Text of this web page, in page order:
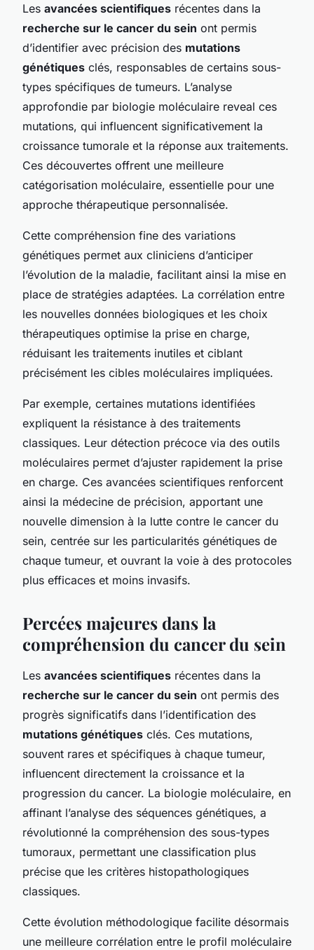
Les avancées scientifiques récentes dans la
recherche sur le cancer du sein ont permis
d’identifier avec précision des mutations
génétiques clés, responsables de certains sous-
types spécifiques de tumeurs. L’analyse
approfondie par biologie moléculaire reveal ces
mutations, qui influencent significativement la
croissance tumorale et la réponse aux traitements.
Ces découvertes offrent une meilleure
catégorisation moléculaire, essentielle pour une
approche thérapeutique personnalisée.
Cette compréhension fine des variations
génétiques permet aux cliniciens d’anticiper
l’évolution de la maladie, facilitant ainsi la mise en
place de stratégies adaptées. La corrélation entre
les nouvelles données biologiques et les choix
thérapeutiques optimise la prise en charge,
réduisant les traitements inutiles et ciblant
précisément les cibles moléculaires impliquées.
Par exemple, certaines mutations identifiées
expliquent la résistance à des traitements
classiques. Leur détection précoce via des outils
moléculaires permet d’ajuster rapidement la prise
en charge. Ces avancées scientifiques renforcent
ainsi la médecine de précision, apportant une
nouvelle dimension à la lutte contre le cancer du
sein, centrée sur les particularités génétiques de
chaque tumeur, et ouvrant la voie à des protocoles
plus efficaces et moins invasifs.
Percées majeures dans la
compréhension du cancer du sein
Les avancées scientifiques récentes dans la
recherche sur le cancer du sein ont permis des
progrès significatifs dans l’identification des
mutations génétiques clés. Ces mutations,
souvent rares et spécifiques à chaque tumeur,
influencent directement la croissance et la
progression du cancer. La biologie moléculaire, en
affinant l’analyse des séquences génétiques, a
révolutionné la compréhension des sous-types
tumoraux, permettant une classification plus
précise que les critères histopathologiques
classiques.
Cette évolution méthodologique facilite désormais
une meilleure corrélation entre le profil moléculaire